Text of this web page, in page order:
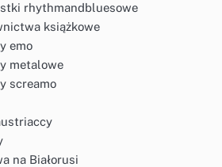
rhythmandbluesowe
książkowe
emo
metalowe
screamo
na Białorusi